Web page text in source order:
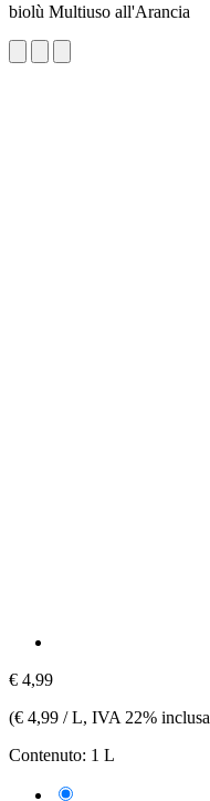
biolù Multiuso all'Arancia
€ 4,99
(€ 4,99 / L, IVA 22% inclusa
Contenuto: 1 L